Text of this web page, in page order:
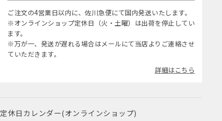
ご注文の4営業日以内に、佐川急便にて国内発送いたします。
※オンラインショップ定休日（火・土曜）は出荷を停止してい
ます。
※万が一、発送が遅れる場合はメールにて当店よりご連絡させ
ていただきます。
詳細はこちら
定休日カレンダー(オンラインショップ)